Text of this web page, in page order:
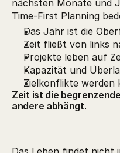
nächsten Monate und
Time-First Planning
Das Jahr ist die
Zeit fließt von links
Projekte leben auf
Kapazität und
Zielkonflikte werden
Zeit ist die
andere abhängt.